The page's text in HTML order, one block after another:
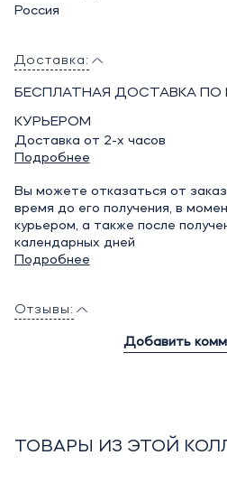
Россия
Доставка:
БЕСПЛАТНАЯ ДОСТАВКА ПО
КУРЬЕРОМ
Доставка от 2-х часов
Подробнее
Вы можете отказаться от
время до его получения, в
курьером, а также после
календарных дней
Подробнее
Отзывы:
Добавить
ТОВАРЫ ИЗ ЭТОЙ